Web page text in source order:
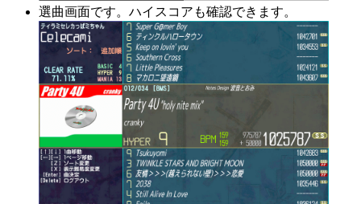
選曲画面です。ハイスコアも確認できます。